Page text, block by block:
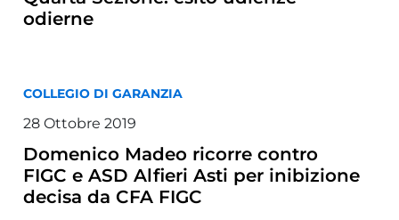
odierne
COLLEGIO DI GARANZIA
28 Ottobre 2019
Domenico Madeo ricorre contro
FIGC e ASD Alfieri Asti per inibizione
decisa da CFA FIGC